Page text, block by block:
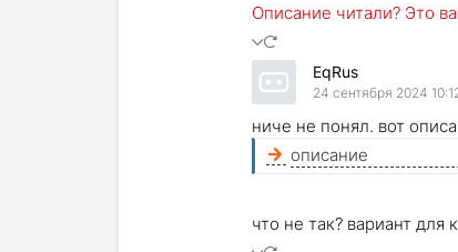
Описание читали? Это
EqRus
24 сентября 2024
ниче не понял. вот
описание
что не так? вариант